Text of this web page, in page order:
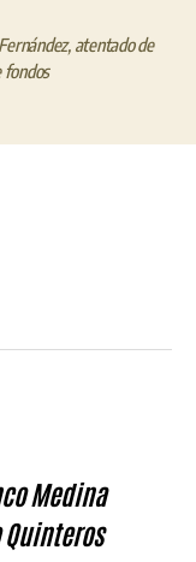
, atentado de
fondos
Medina
Quinteros